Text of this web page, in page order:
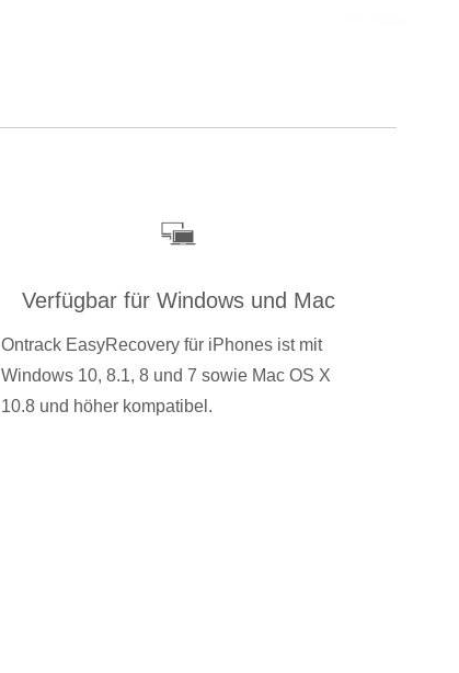
Verfügbar für Windows und Mac
Ontrack EasyRecovery für iPhones ist mit
Windows 10, 8.1, 8 und 7 sowie Mac OS X
10.8 und höher kompatibel.